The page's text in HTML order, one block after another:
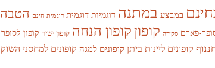
במבצע במתנה דוגמיות דוגמית דוגמית חינם הטבה
פארם סקירה קופוןקופון הנחה קופון ישיר קופון לסופר
קופונים ליינות ביתן קופונים למגה קופונים למחסני השוק